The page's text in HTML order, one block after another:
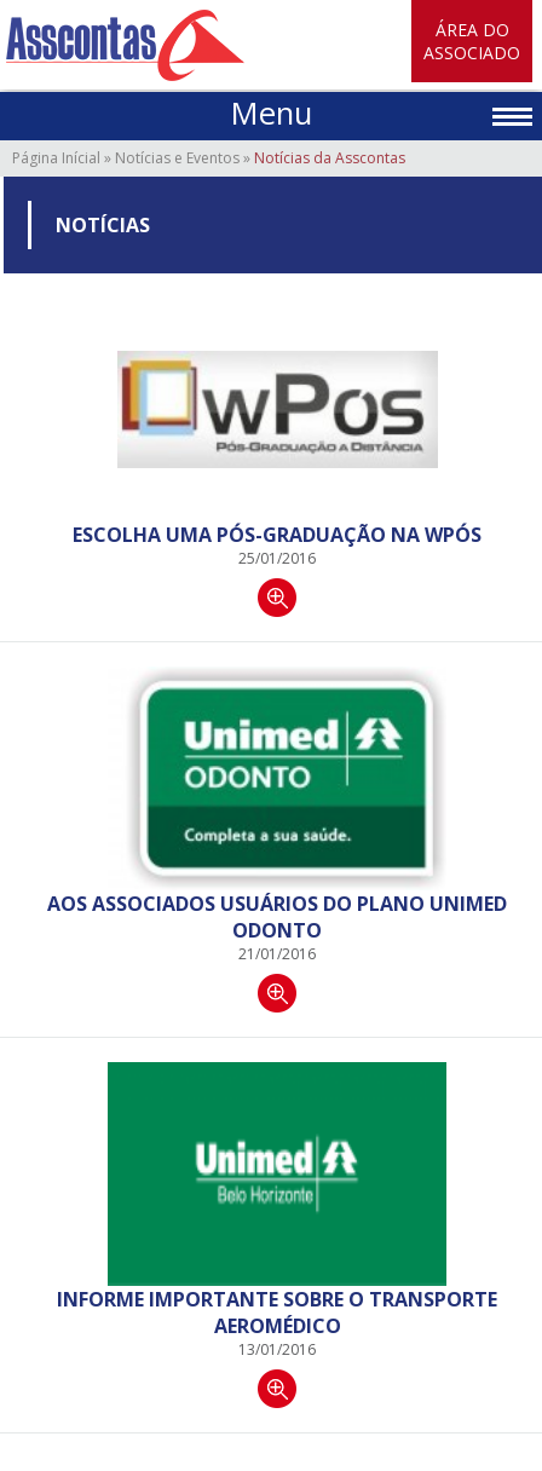
Menu
ÁREA DO
ASSOCIADO
Página Inícial » Notícias e Eventos» Notícias da Asscontas
NOTÍCIAS
ESCOLHA UMA PÓS-GRADUAÇÃO NA WPÓS
25/01/2016
AOS ASSOCIADOS USUÁRIOS DO PLANO UNIMED
ODONTO
21/01/2016
INFORME IMPORTANTE SOBRE O TRANSPORTE
AEROMÉDICO
13/01/2016